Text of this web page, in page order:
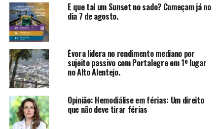
E que tal um Sunset no sado? Começam já no
dia 7 de agosto.
Évora lidera no rendimento mediano por
sujeito passivo com Portalegre em 1º lugar
no Alto Alentejo.
Opinião: Hemodiálise em férias: Um direito
que não deve tirar férias